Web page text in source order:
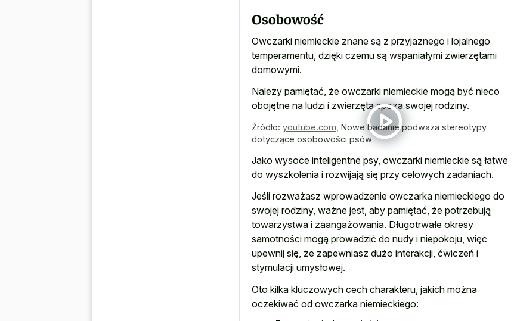
Osobowość
Owczarki niemieckie znane są z przyjaznego i lojalnego
temperamentu, dzięki czemu są wspaniałymi zwierzętami
domowymi.
Należy pamiętać, że owczarki niemieckie mogą być nieco
obojętne na ludzi i zwierzęta spoza swojej rodziny.
Źródło: youtube.com Nowe badanie podważa stereotypy
dotyczące osobowości psów
Jako wysoce inteligentne psy, owczarki niemieckie są łatwe
do wyszkolenia i rozwijają się przy celowych zadaniach.
Jeśli rozważasz wprowadzenie owczarka niemieckiego do
swojej rodziny, ważne jest, aby pamiętać, że potrzebują
towarzystwa i zaangażowania. Długotrwałe okresy
samotności mogą prowadzić do nudy i niepokoju, więc
upewnij się, że zapewniasz dużo interakcji, ćwiczeń i
stymulacji umysłowej.
Oto kilka kluczowych cech charakteru, jakich można
oczekiwać od owczarka niemieckiego: